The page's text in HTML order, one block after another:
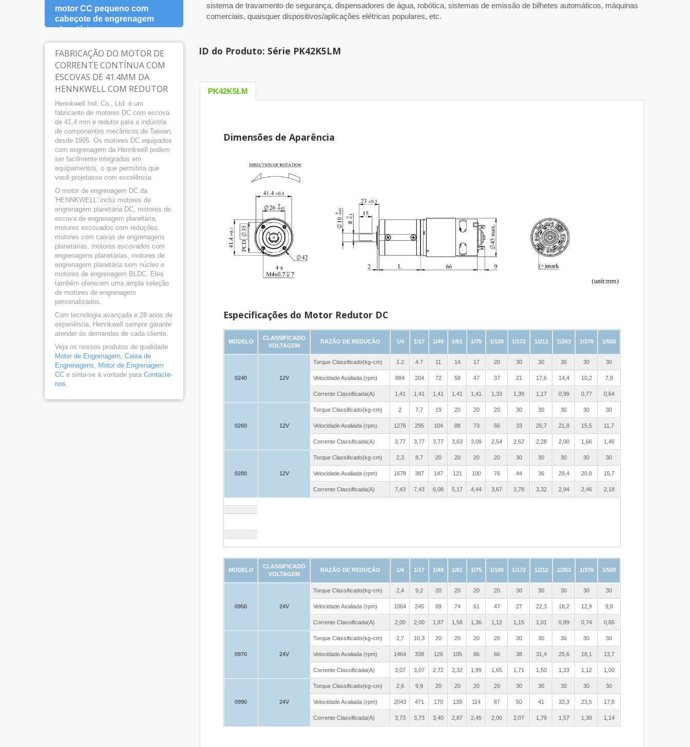
motor CC pequeno com
cabeçote de engrenagem
planetária
Somos um fabricante
certificado ISO 9001 de
Motores de engrenagem CC
com alto torque de carga para
motor CC pequeno com
FABRICAÇÃO DO MOTOR DE
CORRENTE CONTÍNUA COM
ESCOVAS DE 41.4MM DA
HENNKWELL COM REDUTOR‎
Hennkwell Ind. Co., Ltd. é um
fabricante de motores DC com escova
de 41,4 mm e redutor para a indústria
de componentes mecânicos de Taiwan,
desde 1995. Os motores DC equipados
com engrenagem da Hennkwell podem
ser facilmente integrados em
equipamentos, o que permitiria que
você projetasse com excelência.
O motor de engrenagem DC da
'HENNKWELL' inclui motores de
engrenagem planetária DC, motores de
escova de engrenagem planetária,
motores escovados com reduções,
motores com caixas de engrenagens
planetárias, motores escovados com
engrenagens planetárias, motores de
engrenagem planetária sem núcleo e
motores de engrenagem BLDC. Eles
também oferecem uma ampla seleção
de motores de engrenagem
personalizados.
Com tecnologia avançada e 28 anos de
experiência, Hennkwell sempre garante
atender às demandas de cada cliente.
Veja os nossos produtos de qualidade
Motor de Engrenagem, Caixa de
Engrenagens, Motor de Engrenagem
CC e sinta-se à vontade para Contacte-
nos.
sistema de travamento de segurança, dispensadores de água, robótica, sistemas de emissão de bilhetes automáticos, máquinas
comerciais, quaisquer dispositivos/aplicações elétricas populares, etc.
ID do Produto: Série PK42K5LM
PK42K5LM
Dimensões de Aparência
Especificações do Motor Redutor DC
MODELO
CLASSIFICADO
VOLTAGEM
RAZÃO DE REDUÇÃO 1/4 1/17 1/49 1/61 1/75 1/100 1/172 1/212 1/263 1/376 1/500
0240 12V
Torque Classificado(kg-cm) 1.2 4.7 11 14 17 20 30 30 30 30 30
Velocidade Avaliada (rpm) 884 204 72 58 47 37 21 17,6 14,4 10,2 7,8
Corrente Classificada(A) 1,41 1,41 1,41 1,41 1,41 1,33 1,39 1,17 0,99 0,77 0,64
0260 12V
Torque Classificado(kg-cm) 2 7,7 19 20 20 20 30 30 30 30 30
Velocidade Avaliada (rpm) 1276 295 104 88 73 56 33 26,7 21,8 15,5 11,7
Corrente Classificada(A) 3,77 3,77 3,77 3,63 3,09 2,54 2,62 2,28 2,00 1,66 1,46
0280 12V
Torque Classificado(kg-cm) 2,3 8,7 20 20 20 20 30 30 30 30 30
Velocidade Avaliada (rpm) 1678 387 147 121 100 76 44 36 29,4 20,8 15,7
Corrente Classificada(A) 7,43 7,43 6,08 5,17 4,44 3,67 3,78 3,32 2,94 2,46 2,18
MODELO
CLASSIFICADO
VOLTAGEM
RAZÃO DE REDUÇÃO 1/4 1/17 1/49 1/61 1/75 1/100 1/172 1/212 1/263 1/376 1/500
0950 24V
Torque Classificado(kg-cm) 2,4 9,2 20 20 20 20 30 30 30 30 30
Velocidade Avaliada (rpm) 1064 245 89 74 61 47 27 22,3 18,2 12,9 9,8
Corrente Classificada(A) 2,00 2,00 1,87 1,58 1,36 1,12 1,15 1,01 0,89 0,74 0,66
0970 24V
Torque Classificado(kg-cm) 2,7 10,3 20 20 20 20 30 30 30 30 30
Velocidade Avaliada (rpm) 1464 338 126 105 86 66 38 31,4 25,6 18,1 13,7
Corrente Classificada(A) 3,07 3,07 2,72 2,32 1,99 1,65 1,71 1,50 1,33 1,12 1,00
0990 24V
Torque Classificado(kg-cm) 2,6 9,9 20 20 20 20 30 30 30 30 30
Velocidade Avaliada (rpm) 2043 471 170 139 114 87 50 41 33,3 23,5 17,8
Corrente Classificada(A) 3,73 3,73 3,40 2,87 2,45 2,00 2,07 1,79 1,57 1,30 1,14